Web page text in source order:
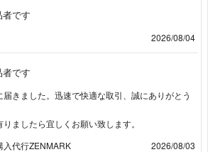
者です
2026/08/04
者です
届きました。迅速で快適な取引、誠にありがとう
りましたら宜しくお願い致します。
入代行ZENMARK
2026/08/03